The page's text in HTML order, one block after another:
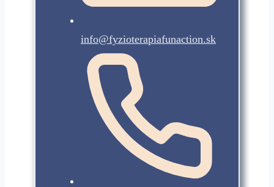
info@fyzioterapiafunaction.sk